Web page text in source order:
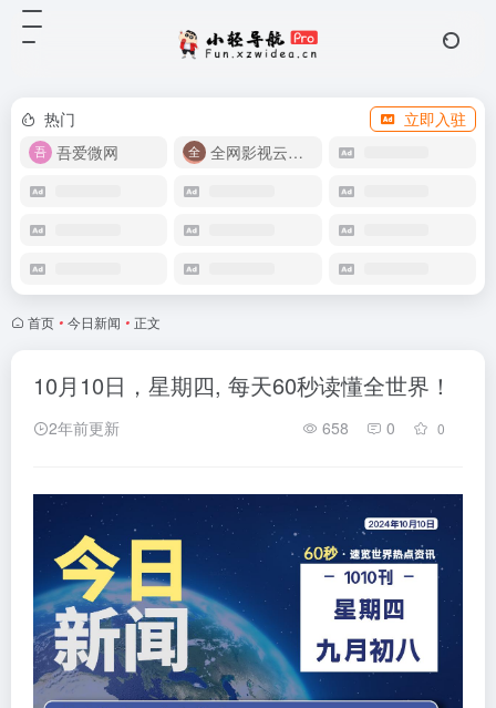
热门
立即入驻
吾爱微网
全网影视云盘资源
首页 • 今日新闻 • 正文
10月10日，星期四, 每天60秒读懂全世界！
2年前更新 658 0 0